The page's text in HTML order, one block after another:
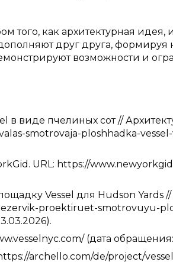
того, как архитектурная
друг друга, формируя
возможности и
в виде пчелиных сот //
smotrovaja-ploshhadka-
URL: https://
Vessel для Hudson Yards //
proektiruet-smotrovuyu-
(дата
archello.com/de/project/